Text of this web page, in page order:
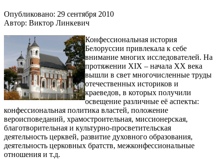
Опубликовано: 29 сентября 2010
Автор: Виктор Линкевич
Конфессиональная история
Белоруссии привлекала к себе
внимание многих исследователей. На
протяжении XIX – начала XX века
вышли в свет многочисленные труды
отечественных историков и
краеведов, в которых получили
освещение различные её аспекты:
конфессиональная политика властей, положение
вероисповеданий, храмостроительная, миссионерская,
благотворительная и культурно-просветительская
деятельность церквей, развитие духовного образования,
деятельность церковных братств, межконфессиональные
отношения и т.д.